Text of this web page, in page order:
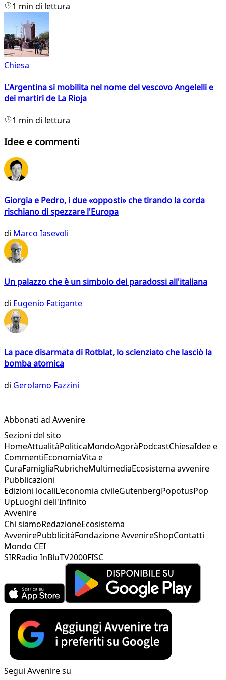
1 min di lettura
Chiesa
L'Argentina si mobilita nel nome del vescovo Angelelli e
dei martiri de La Rioja
1 min di lettura
Idee e commenti
Giorgia e Pedro, i due «opposti» che tirando la corda
rischiano di spezzare l'Europa
di Marco Iasevoli
Un palazzo che è un simbolo dei paradossi all'italiana
di Eugenio Fatigante
La pace disarmata di Rotblat, lo scienziato che lasciò la
bomba atomica
di Gerolamo Fazzini
Abbonati ad Avvenire
Sezioni del sito
HomeAttualitàPoliticaMondoAgoràPodcastChiesaIdee e
CommentiEconomiaVita e
CuraFamigliaRubricheMultimediaEcosistema avvenire
Pubblicazioni
Edizioni localiL'economia civileGutenbergPopotusPop
UpLuoghi dell'Infinito
Avvenire
Chi siamoRedazioneEcosistema
AvvenirePubblicitàFondazione AvvenireShopContatti
Mondo CEI
SIRRadio InBluTV2000FISC
Segui Avvenire su